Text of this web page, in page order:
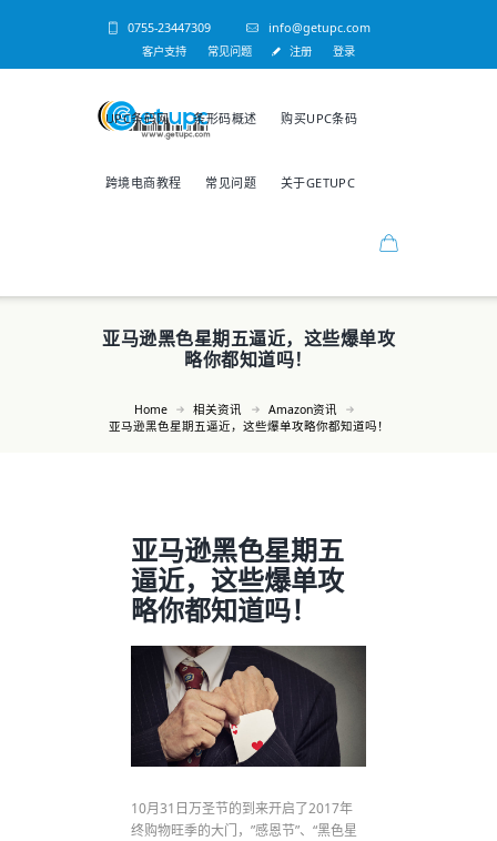
0755-23447309 info@getupc.com
客户支持 常见问题 注册 登录
UPC条码网 条形码概述 购买UPC条码
跨境电商教程 常见问题 关于GETUPC
亚马逊黑色星期五逼近，这些爆单攻
略你都知道吗！
Home 相关资讯
Amazon资讯
亚马逊黑色星期五逼近，这些爆单攻略你都知道吗！
亚马逊黑色星期五
逼近，这些爆单攻
略你都知道吗！
10月31日万圣节的到来开启了2017年
终购物旺季的大门，”感恩节”、“黑色星